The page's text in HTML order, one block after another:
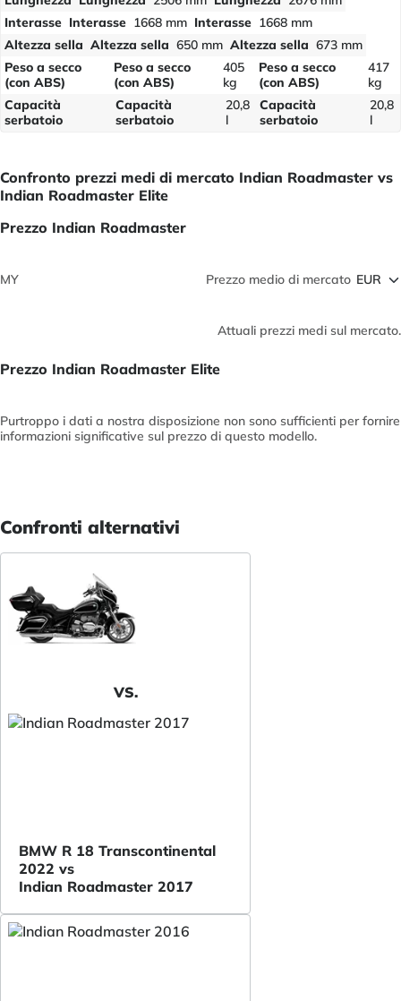
Interasse Interasse 1668 mm Interasse 1668 mm
Altezza sella Altezza sella 650 mm Altezza sella 673 mm
Peso a secco
(con ABS)
Peso a secco
(con ABS)
405
kg
Peso a secco
(con ABS)
417
kg
Capacità
serbatoio
Capacità
serbatoio
20,8
l
Capacità
serbatoio
20,8
l
Confronto prezzi medi di mercato Indian Roadmaster vs
Indian Roadmaster Elite
Prezzo Indian Roadmaster
MY Prezzo medio di mercato
Attuali prezzi medi sul mercato.
Prezzo Indian Roadmaster Elite
Purtroppo i dati a nostra disposizione non sono sufficienti per fornire
informazioni significative sul prezzo di questo modello.
Confronti alternativi
VS.
BMW R 18 Transcontinental
2022 vs
Indian Roadmaster 2017